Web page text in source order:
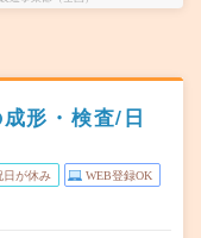
形・検査/日
日が休み WEB登録OK